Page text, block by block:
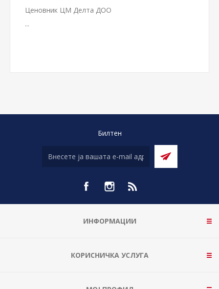
Ценовник ЦМ Делта ДОО
...
Билтен
ИНФОРМАЦИИ
КОРИСНИЧКА УСЛУГА